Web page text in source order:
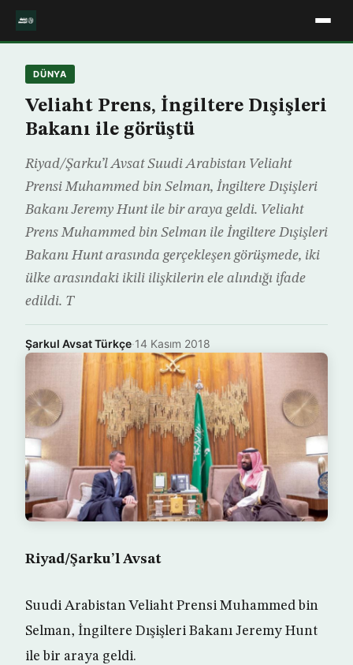
DÜNYA
Veliaht Prens, İngiltere Dışişleri
Bakanı ile görüştü
Riyad/Şarku’l Avsat Suudi Arabistan Veliaht
Prensi Muhammed bin Selman, İngiltere Dışişleri
Bakanı Jeremy Hunt ile bir araya geldi. Veliaht
Prens Muhammed bin Selman ile İngiltere Dışişleri
Bakanı Hunt arasında gerçekleşen görüşmede, iki
ülke arasındaki ikili ilişkilerin ele alındığı ifade
edildi. T
Şarkul Avsat Türkçe·14 Kasım 2018
Riyad/Şarku’l Avsat
Suudi Arabistan Veliaht Prensi Muhammed bin
Selman, İngiltere Dışişleri Bakanı Jeremy Hunt
ile bir araya geldi.